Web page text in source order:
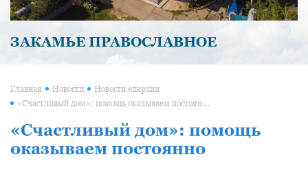
ЗАКАМЬЕ ПРАВОСЛАВНОЕ
Главная Новости Новости епархии
«Счастливый дом»: помощь оказываем постоянно
«Счастливый дом»: помощь
оказываем постоянно